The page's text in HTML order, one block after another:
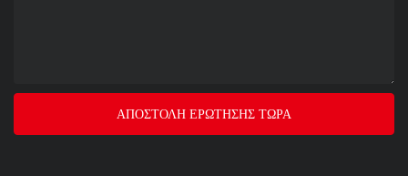
ΑΠΟΣΤΟΛΉ ΕΡΏΤΗΣΗΣ ΤΏΡΑ